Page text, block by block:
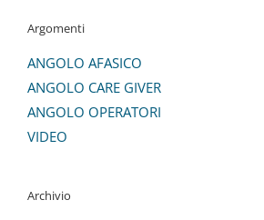
Argomenti
ANGOLO AFASICO
ANGOLO CARE GIVER
ANGOLO OPERATORI
VIDEO
Archivio